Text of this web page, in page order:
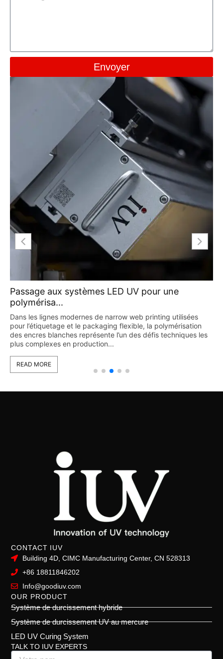
Envoyer
Passage aux systèmes LED UV pour une
polymérisa...
Dans les lignes modernes de narrow web printing utilisées
pour l’étiquetage et le packaging flexible, la polymérisation
des encres blanches représente l’un des défis techniques les
plus complexes en production...
READ MORE
CONTACT IUV
Building 4D, CIMC Manufacturing Center, CN 528313
+86 18811846202
Info@goodiuv.com
OUR PRODUCT
Système de durcissement hybride
Système de durcissement UV au mercure
LED UV Curing System
TALK TO IUV EXPERTS